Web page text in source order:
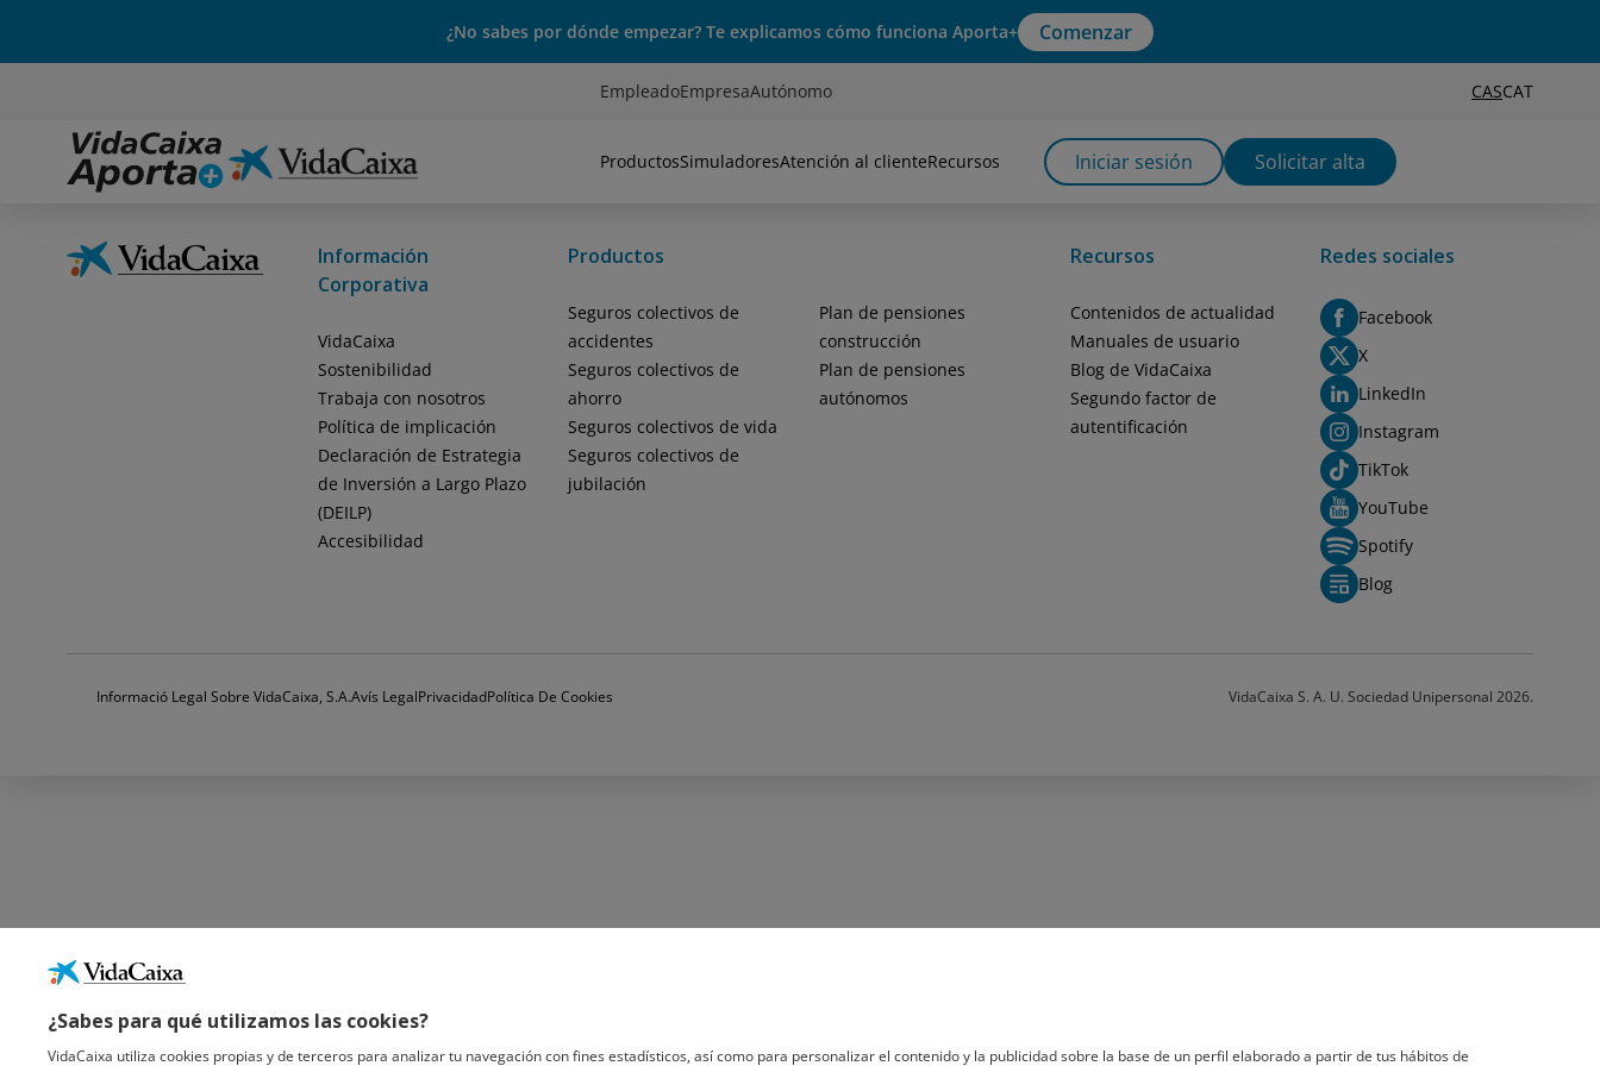
¿Sabes para qué utilizamos las cookies?
VidaCaixa utiliza cookies propias y de terceros para analizar tu navegación con fines estadísticos, así como para personalizar el contenido y la publicidad sobre la base de un perfil elaborado a partir de tus hábitos de
¿No sabes por dónde empezar? Te explicamos cómo funciona Aporta+ Comenzar
EmpleadoEmpresaAutónomo CASCAT
ProductosSimuladoresAtención al clienteRecursos Iniciar sesión Solicitar alta
Información
Corporativa
VidaCaixa
Sostenibilidad
Trabaja con nosotros
Política de implicación
Declaración de Estrategia
de Inversión a Largo Plazo
(DEILP)
Accesibilidad
Productos
Seguros colectivos de
accidentes
Seguros colectivos de
ahorro
Seguros colectivos de vida
Seguros colectivos de
jubilación
Plan de pensiones
construcción
Plan de pensiones
autónomos
Recursos
Contenidos de actualidad
Manuales de usuario
Blog de VidaCaixa
Segundo factor de
autentificación
Redes sociales
Facebook
X
LinkedIn
Instagram
TikTok
YouTube
Spotify
Blog
Informació Legal Sobre VidaCaixa, S.A.Avís LegalPrivacidadPolítica De Cookies VidaCaixa S. A. U. Sociedad Unipersonal 2026.